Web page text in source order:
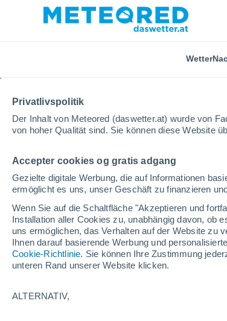
Privatlivspolitik
Der Inhalt von Meteored (daswetter.at) wurde von
von hoher Qualität sind. Sie können diese Website
Accepter cookies og gratis adgang
Gezielte digitale Werbung, die auf Informationen
ermöglicht es uns, unser Geschäft zu finanzieren
Wenn Sie auf die Schaltfläche "Akzeptieren und
Installation aller Cookies zu, unabhängig davon, ob
uns ermöglichen, das Verhalten auf der Website zu
Ihnen darauf basierende Werbung und
Cookie-Richtlinie. Sie können Ihre Zustimmung
unteren Rand unserer Website klicken.
ALTERNATIV,
Wetter
Home Schweiz Valais Torgon
Torgon
Eröffnung
147 fehlende Tage
Geschlossen